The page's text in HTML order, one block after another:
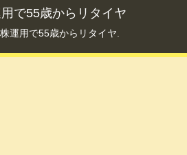
で55歳からリタイヤ
運用で55歳からリタイヤ.